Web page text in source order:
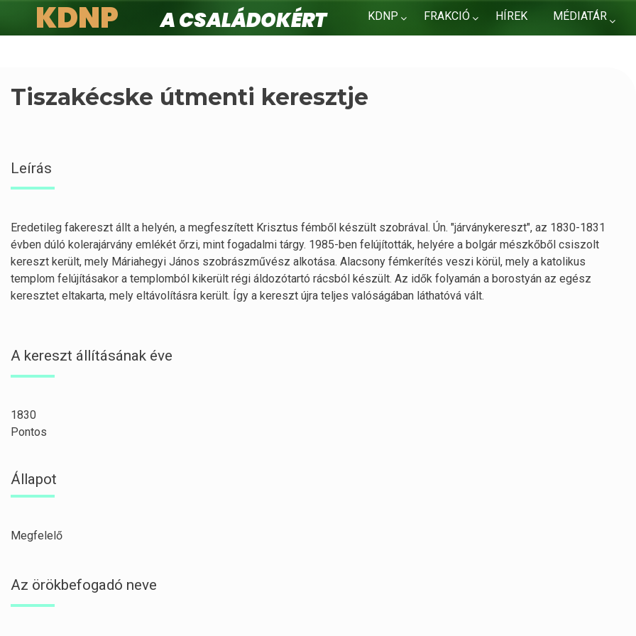
KDNP FRAKCIÓ HÍREK MÉDIATÁR
KDNP
A családokért.
Tiszakécske útmenti keresztje
Leírás
Eredetileg fakereszt állt a helyén, a megfeszített Krisztus fémből készült szobrával. Ún. "járványkereszt", az 1830-1831
évben dúló kolerajárvány emlékét őrzi, mint fogadalmi tárgy. 1985-ben felújították, helyére a bolgár mészkőből csiszolt
kereszt került, mely Máriahegyi János szobrászművész alkotása. Alacsony fémkerítés veszi körül, mely a katolikus
templom felújításakor a templomból kikerült régi áldozótartó rácsból készült. Az idők folyamán a borostyán az egész
keresztet eltakarta, mely eltávolításra került. Így a kereszt újra teljes valóságában láthatóvá vált.
A kereszt állításának éve
1830
Pontos
Állapot
Megfelelő
Az örökbefogadó neve